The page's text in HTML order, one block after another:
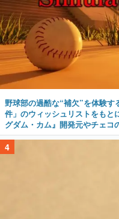
野球部の過酷な“補欠”を体験
件」のウィッシュリストをもと
グダム・カム』開発元やチェコ
4